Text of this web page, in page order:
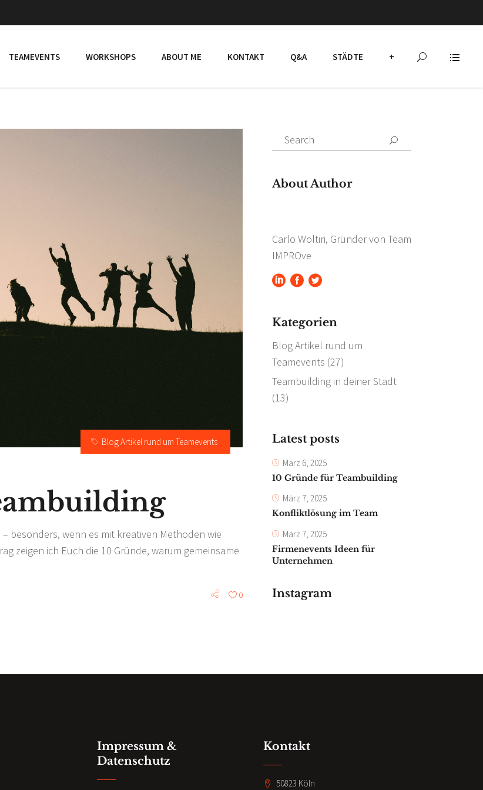
TEAMEVENTS WORKSHOPS ABOUT ME KONTAKT Q&A STÄDTE +
Blog Artikel rund um Teamevents
besonders, wenn es mit kreativen Methoden wie
zeigen ich Euch die 10 Gründe, warum gemeinsame
0
Search
for:
About Author
Carlo Woltiri, Gründer von Team
IMPROve
Kategorien
Blog Artikel rund um
Teamevents (27)
Teambuilding in deiner Stadt
(13)
Latest posts
März 6, 2025
10 Gründe für Teambuilding
März 7, 2025
Konfliktlösung im Team
März 7, 2025
Firmenevents Ideen für
Unternehmen
Instagram
Impressum &
Datenschutz
Kontakt
50823 Köln